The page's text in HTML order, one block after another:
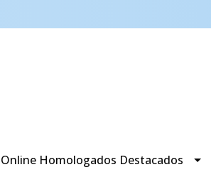
Homologados Destacados